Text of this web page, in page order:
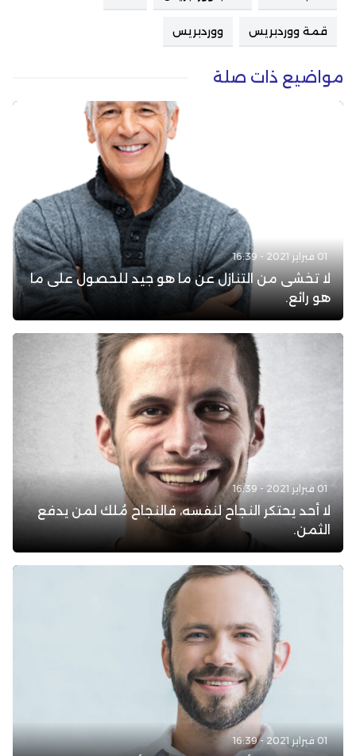
قمة ووردبريس ووردبريس
مواضيع ذات صلة
01 فبراير 2021 - 16:39
لا تخشى من التنازل عن ما هو جيد للحصول على ما
هو رائع.
01 فبراير 2021 - 16:39
لا أحد يحتكر النجاح لنفسه، فالنجاح مُلك لمن يدفع
الثمن.
01 فبراير 2021 - 16:39